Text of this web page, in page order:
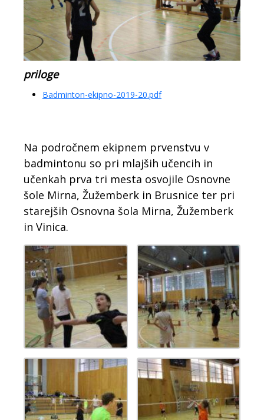
priloge
Badminton-ekipno-2019-20.pdf
Na področnem ekipnem prvenstvu v
badmintonu so pri mlajših učencih in
učenkah prva tri mesta osvojile Osnovne
šole Mirna, Žužemberk in Brusnice ter pri
starejših Osnovna šola Mirna, Žužemberk
in Vinica.